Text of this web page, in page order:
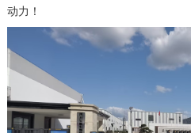
动力！